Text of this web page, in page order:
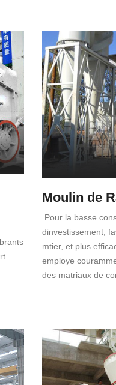
Moulin de
Pour la basse
dinvestissement,
mtier, et plus
employe
des matriaux de